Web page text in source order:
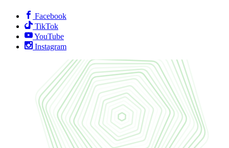
Facebook
TikTok
YouTube
Instagram